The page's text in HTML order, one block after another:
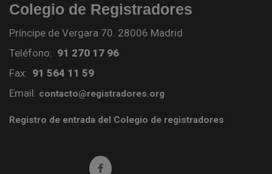
Colegio de Registradores
Príncipe de Vergara 70. 28006 Madrid
Teléfono: 91 270 17 96
Fax: 91 564 11 59
Email: contacto@registradores.org
Registro de entrada del Colegio de registradores
Ir a facebook (abre en ventana nueva)